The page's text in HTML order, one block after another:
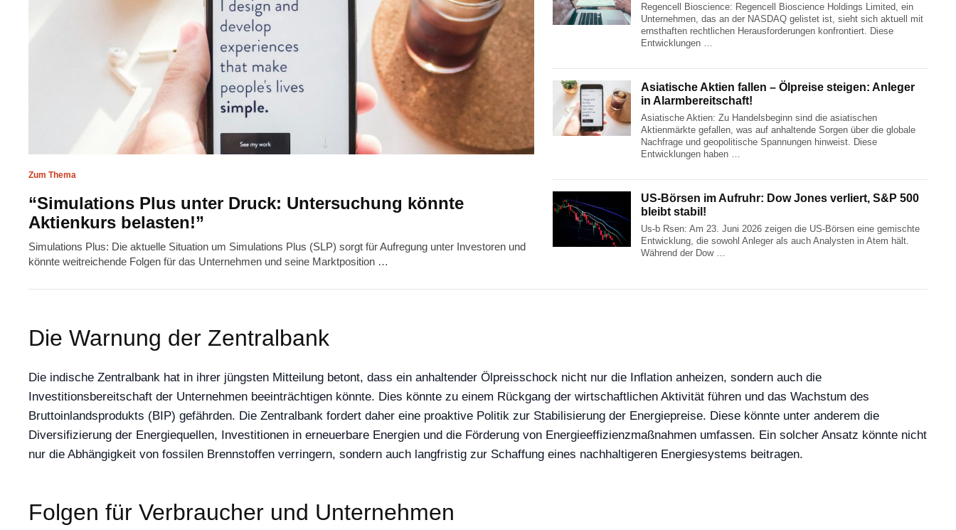
Zum Thema
“Simulations Plus unter Druck: Untersuchung könnte
Aktienkurs belasten!”
Simulations Plus: Die aktuelle Situation um Simulations Plus (SLP) sorgt für Aufregung unter Investoren und
könnte weitreichende Folgen für das Unternehmen und seine Marktposition …
Regencell Bioscience: Regencell Bioscience Holdings Limited, ein
Unternehmen, das an der NASDAQ gelistet ist, sieht sich aktuell mit
ernsthaften rechtlichen Herausforderungen konfrontiert. Diese
Entwicklungen …
Asiatische Aktien fallen – Ölpreise steigen: Anleger
in Alarmbereitschaft!
Asiatische Aktien: Zu Handelsbeginn sind die asiatischen
Aktienmärkte gefallen, was auf anhaltende Sorgen über die globale
Nachfrage und geopolitische Spannungen hinweist. Diese
Entwicklungen haben …
US-Börsen im Aufruhr: Dow Jones verliert, S&P 500
bleibt stabil!
Us-b Rsen: Am 23. Juni 2026 zeigen die US-Börsen eine gemischte
Entwicklung, die sowohl Anleger als auch Analysten in Atem hält.
Während der Dow …
Die Warnung der Zentralbank
Die indische Zentralbank hat in ihrer jüngsten Mitteilung betont, dass ein anhaltender Ölpreisschock nicht nur die Inflation anheizen, sondern auch die
Investitionsbereitschaft der Unternehmen beeinträchtigen könnte. Dies könnte zu einem Rückgang der wirtschaftlichen Aktivität führen und das Wachstum des
Bruttoinlandsprodukts (BIP) gefährden. Die Zentralbank fordert daher eine proaktive Politik zur Stabilisierung der Energiepreise. Diese könnte unter anderem die
Diversifizierung der Energiequellen, Investitionen in erneuerbare Energien und die Förderung von Energieeffizienzmaßnahmen umfassen. Ein solcher Ansatz könnte nicht
nur die Abhängigkeit von fossilen Brennstoffen verringern, sondern auch langfristig zur Schaffung eines nachhaltigeren Energiesystems beitragen.
Folgen für Verbraucher und Unternehmen